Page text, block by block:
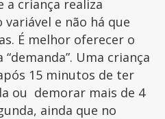
a criança realiza
e não há que
É melhor oferecer o
Uma criança
15 minutos de ter
ou demorar mais de 4
ainda que no